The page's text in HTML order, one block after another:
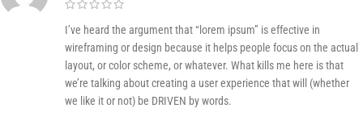
I’ve heard the argument that “lorem ipsum” is effective in
wireframing or design because it helps people focus on the actual
layout, or color scheme, or whatever. What kills me here is that
we’re talking about creating a user experience that will (whether
we like it or not) be DRIVEN by words.